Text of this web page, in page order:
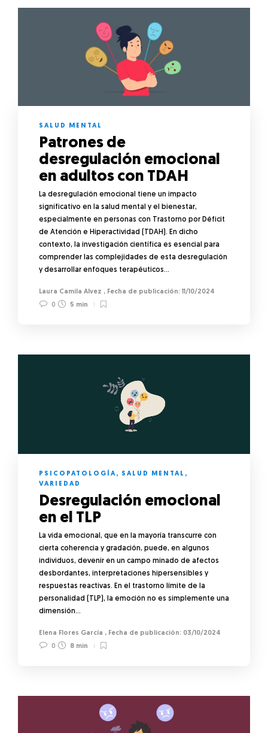
SALUD MENTAL
Patrones de
desregulación emocional
en adultos con TDAH
La desregulación emocional tiene un impacto
significativo en la salud mental y el bienestar,
especialmente en personas con Trastorno por Déficit
de Atención e Hiperactividad (TDAH). En dicho
contexto, la investigación científica es esencial para
comprender las complejidades de esta desregulación
y desarrollar enfoques terapéuticos…
Laura Camila Alvez ,
11/10/2024
0
5 min
PSICOPATOLOGÍA, SALUD MENTAL ,
VARIEDAD
Desregulación emocional
en el TLP
La vida emocional, que en la mayoría transcurre con
cierta coherencia y gradación, puede, en algunos
individuos, devenir en un campo minado de afectos
desbordantes, interpretaciones hipersensibles y
respuestas reactivas. En el trastorno límite de la
personalidad (TLP), la emoción no es simplemente una
dimensión…
Elena Flores García ,
03/10/2024
0
8 min